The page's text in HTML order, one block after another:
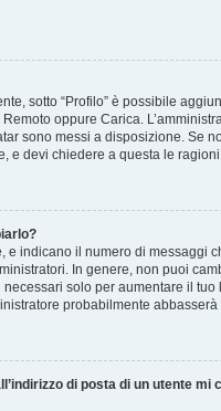
sotto “Profilo” è possibile
oppure Carica.
sono messi a disposizione. Se
e devi chiedere a questa le
e indicano il numero di messaggi
In genere, non puoi
solo per aumentare il
probabilmente
di posta di un utente mi